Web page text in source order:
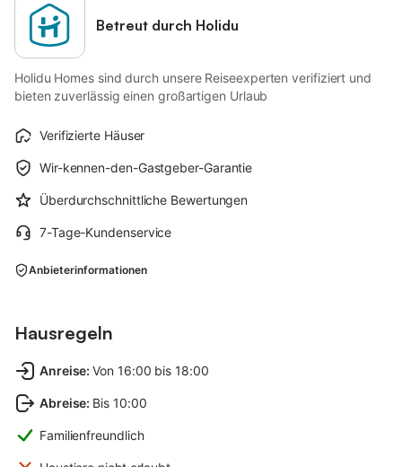
Betreut durch Holidu
Holidu Homes sind durch unsere Reiseexperten verifiziert und
bieten zuverlässig einen großartigen Urlaub
Verifizierte Häuser
Wir-kennen-den-Gastgeber-Garantie
Überdurchschnittliche Bewertungen
7-Tage-Kundenservice
Anbieterinformationen
Hausregeln
Anreise: Von 16:00 bis 18:00
Abreise: Bis 10:00
Familienfreundlich